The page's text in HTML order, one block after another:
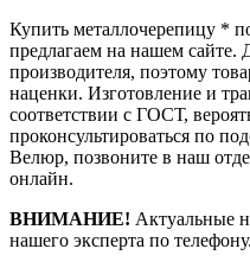
Купить металлочерепицу *
предлагаем на нашем сайте.
производителя, поэтому
наценки. Изготовление и
соответствии с ГОСТ,
проконсультироваться по
Велюр, позвоните в наш
онлайн.
ВНИМАНИЕ! Актуальные
нашего эксперта по телефону.